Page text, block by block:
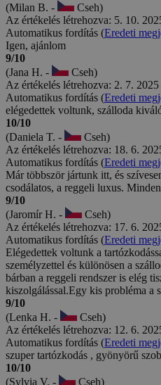
(Milan B. -
Cseh)
Az értékelés létrehozva: 5. 10.
Automatikus fordítás (Eredeti
Igen, ajánlom
9/10
(Jana H. -
Cseh)
Az értékelés létrehozva: 2. 7. 2025
Automatikus fordítás (Eredeti
elégedettek voltunk, szálloda
10/10
(Daniela T. -
Cseh)
Az értékelés létrehozva: 18. 6.
Automatikus fordítás (Eredeti
Már többször jártunk itt, és
csodálatos, a reggeli luxus.
9/10
(Jaromír H. -
Cseh)
Az értékelés létrehozva: 17. 6.
Automatikus fordítás (Eredeti
Elégedettek voltunk a
személyzettel és különösen a
bárban a reggeli rendszer is elég
kiszolgálással.Egy kis probléma a
9/10
(Lenka H. -
Cseh)
Az értékelés létrehozva: 12. 6.
Automatikus fordítás (Eredeti
szuper tartózkodás , gyönyörű
10/10
(Sylvia V. -
Cseh)